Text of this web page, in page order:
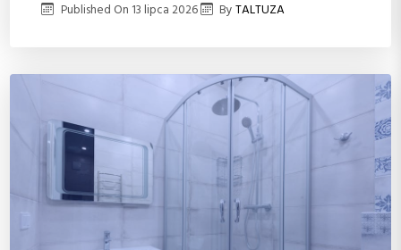
Published On 13 lipca 2026 ByTALTUZA